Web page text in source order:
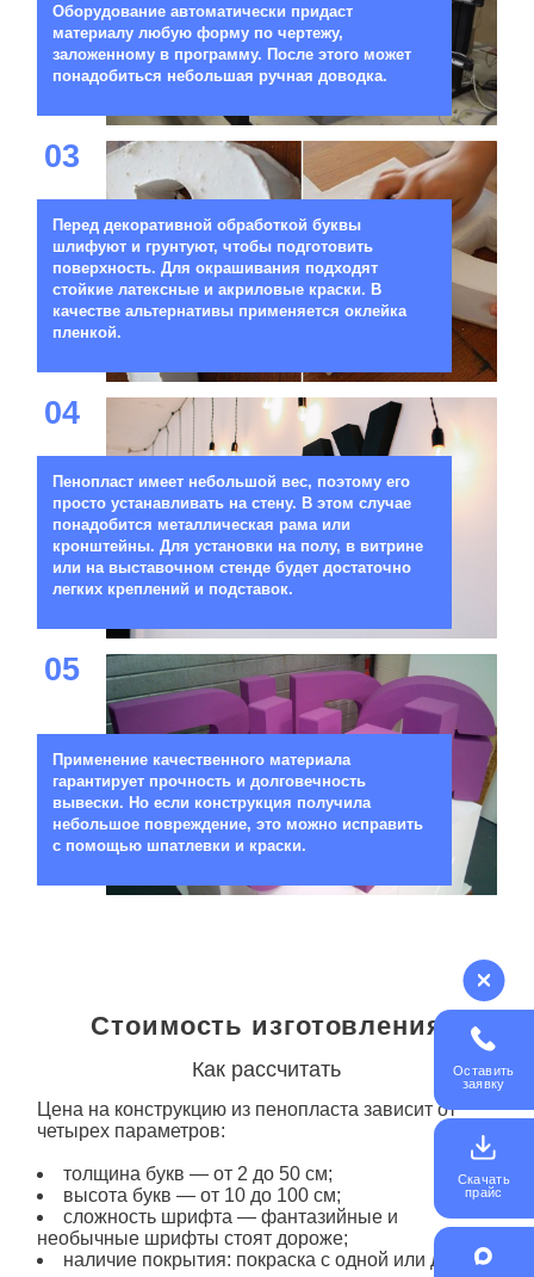
Оборудование автоматически придаст
материалу любую форму по чертежу,
заложенному в программу. После этого может
понадобиться небольшая ручная доводка.
03
Перед декоративной обработкой буквы
шлифуют и грунтуют, чтобы подготовить
поверхность. Для окрашивания подходят
стойкие латексные и акриловые краски. В
качестве альтернативы применяется оклейка
пленкой.
04
Пенопласт имеет небольшой вес, поэтому его
просто устанавливать на стену. В этом случае
понадобится металлическая рама или
кронштейны. Для установки на полу, в витрине
или на выставочном стенде будет достаточно
легких креплений и подставок.
05
Применение качественного материала
гарантирует прочность и долговечность
вывески. Но если конструкция получила
небольшое повреждение, это можно исправить
с помощью шпатлевки и краски.
Стоимость изготовления
Как рассчитать
Цена на конструкцию из пенопласта зависит от
четырех параметров:
толщина букв — от 2 до 50 см;
высота букв — от 10 до 100 см;
сложность шрифта — фантазийные и
необычные шрифты стоят дороже;
наличие покрытия: покраска с одной или двух
Оставить
заявку
Скачать
прайс